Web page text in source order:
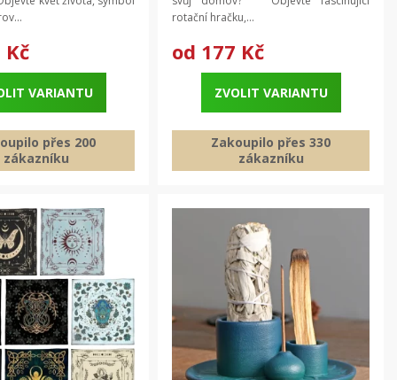
Kč
VARIANTU
přes 200
zákazníku
rotační hračku,...
od 177 Kč
ZVOLIT VARIANTU
Zakoupilo přes 330
zákazníku